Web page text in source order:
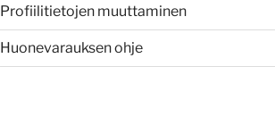
Profiilitietojen muuttaminen
Huonevarauksen ohje